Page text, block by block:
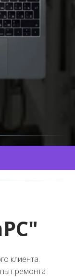
клиента.
ремонта